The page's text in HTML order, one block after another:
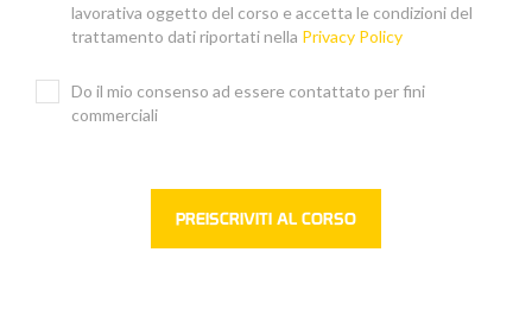
lavorativa oggetto del corso e accetta le condizioni del
trattamento dati riportati nella Privacy Policy
Do il mio consenso ad essere contattato per fini
commerciali